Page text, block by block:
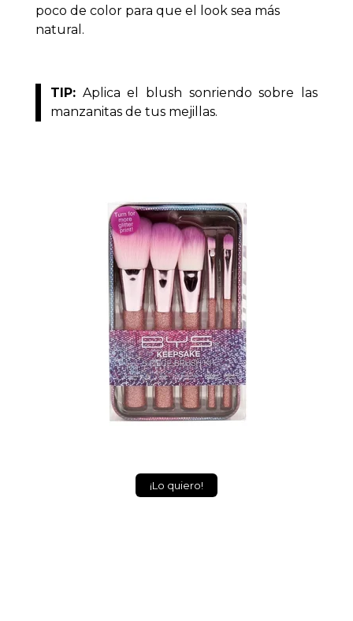
poco de color para que el look sea más
natural.
TIP: Aplica el blush sonriendo sobre las
manzanitas de tus mejillas.
¡Lo quiero!